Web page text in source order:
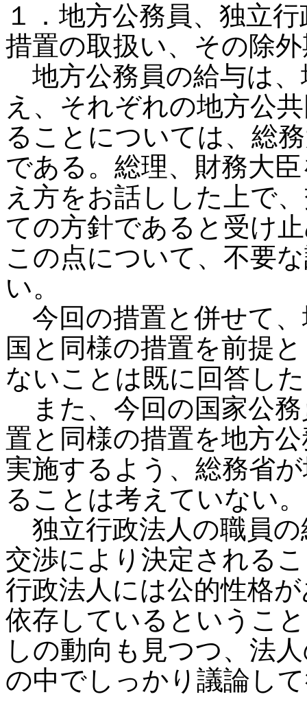
１．地方公務員、独立
措置の取扱い、その除
地方公務員の給与は、
え、それぞれの地方公
ることについては、総
である。総理、財務大
え方をお話しした上で
ての方針であると受け
この点について、不要
い。
今回の措置と併せて
国と同様の措置を前提
ないことは既に回答し
また、今回の国家公務
置と同様の措置を地方
実施するよう、総務省
ることは考えていない。
独立行政法人の職員の
交渉により決定される
行政法人には公的性格
依存しているというこ
しの動向も見つつ、法
の中でしっかり議論し